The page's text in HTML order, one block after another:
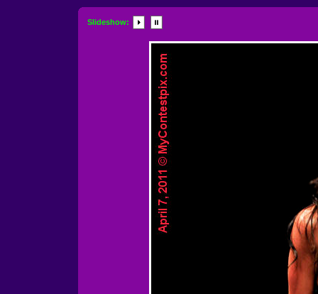
Slideshow: